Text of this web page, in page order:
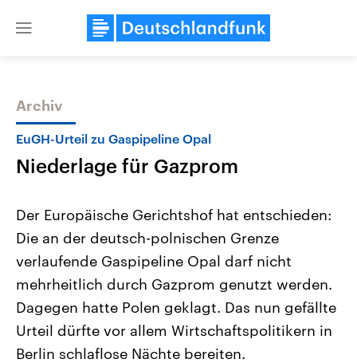
Close
Themen
USA
Aktuelle Beiträge, Analysen und
Hintergründe
Wirtschaftlich und militärisch
gehören die Vereinigten Staaten zu
mit großem Einfluss auf das
Nahostkonflikt
Aktuelle Lage und
Der Überfall der
Terrororganisation Hamas
Oktober 2023 auf Israel
Region wieder die
Israel möchte die Hamas
Archiv
EuGH-Urteil zu Gaspipeline Opal
Niederlage für Gazprom
Der Europäische Gerichtshof hat entschieden:
Die an der deutsch-polnischen Grenze
verlaufende Gaspipeline Opal darf nicht
mehrheitlich durch Gazprom genutzt werden.
Dagegen hatte Polen geklagt. Das nun gefällte
Urteil dürfte vor allem Wirtschaftspolitikern in
Berlin schlaflose Nächte bereiten.